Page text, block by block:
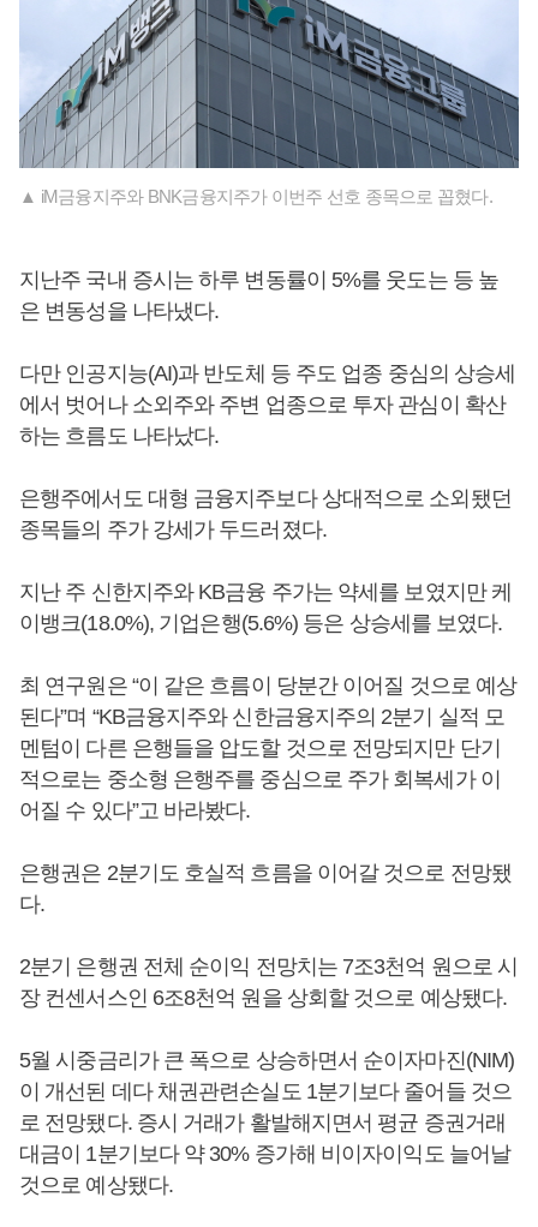
▲ iM금융지주와 BNK금융지주가 이번주 선호 종목으로 꼽혔다.
지난주 국내 증시는 하루 변동률이 5%를 웃도는 등 높
은 변동성을 나타냈다.
다만 인공지능(AI)과 반도체 등 주도 업종 중심의 상승세
에서 벗어나 소외주와 주변 업종으로 투자 관심이 확산
하는 흐름도 나타났다.
은행주에서도 대형 금융지주보다 상대적으로 소외됐던
종목들의 주가 강세가 두드러졌다.
지난 주 신한지주와 KB금융 주가는 약세를 보였지만 케
이뱅크(18.0%), 기업은행(5.6%) 등은 상승세를 보였다.
최 연구원은 “이 같은 흐름이 당분간 이어질 것으로 예상
된다”며 “KB금융지주와 신한금융지주의 2분기 실적 모
멘텀이 다른 은행들을 압도할 것으로 전망되지만 단기
적으로는 중소형 은행주를 중심으로 주가 회복세가 이
어질 수 있다”고 바라봤다.
은행권은 2분기도 호실적 흐름을 이어갈 것으로 전망됐
다.
2분기 은행권 전체 순이익 전망치는 7조3천억 원으로 시
장 컨센서스인 6조8천억 원을 상회할 것으로 예상됐다.
5월 시중금리가 큰 폭으로 상승하면서 순이자마진(NIM)
이 개선된 데다 채권관련손실도 1분기보다 줄어들 것으
로 전망됐다. 증시 거래가 활발해지면서 평균 증권거래
대금이 1분기보다 약 30% 증가해 비이자이익도 늘어날
것으로 예상됐다.